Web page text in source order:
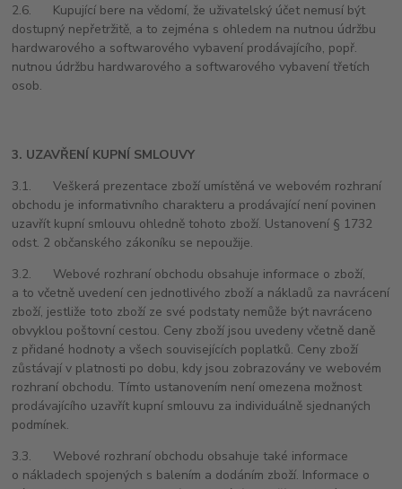
2.6. Kupující bere na vědomí, že uživatelský účet nemusí být
dostupný nepřetržitě, a to zejména s ohledem na nutnou údržbu
hardwarového a softwarového vybavení prodávajícího, popř.
nutnou údržbu hardwarového a softwarového vybavení třetích
osob.
3. UZAVŘENÍ KUPNÍ SMLOUVY
3.1. Veškerá prezentace zboží umístěná ve webovém rozhraní
obchodu je informativního charakteru a prodávající není povinen
uzavřít kupní smlouvu ohledně tohoto zboží. Ustanovení § 1732
odst. 2 občanského zákoníku se nepoužije.
3.2. Webové rozhraní obchodu obsahuje informace o zboží,
a to včetně uvedení cen jednotlivého zboží a nákladů za navrácení
zboží, jestliže toto zboží ze své podstaty nemůže být navráceno
obvyklou poštovní cestou. Ceny zboží jsou uvedeny včetně daně
z přidané hodnoty a všech souvisejících poplatků. Ceny zboží
zůstávají v platnosti po dobu, kdy jsou zobrazovány ve webovém
rozhraní obchodu. Tímto ustanovením není omezena možnost
prodávajícího uzavřít kupní smlouvu za individuálně sjednaných
podmínek.
3.3. Webové rozhraní obchodu obsahuje také informace
o nákladech spojených s balením a dodáním zboží. Informace o